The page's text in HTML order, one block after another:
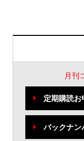
月刊
定期購読お
バックナン